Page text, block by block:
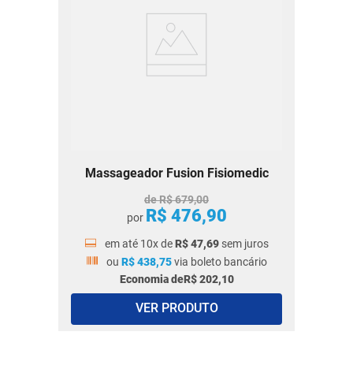
Massageador Fusion Fisiomedic
deR$679,00
por R$ 476,90
em até 10x deR$47,69 sem juros
ou R$438,75via boleto bancário
Economia deR$ 202,10
VER PRODUTO